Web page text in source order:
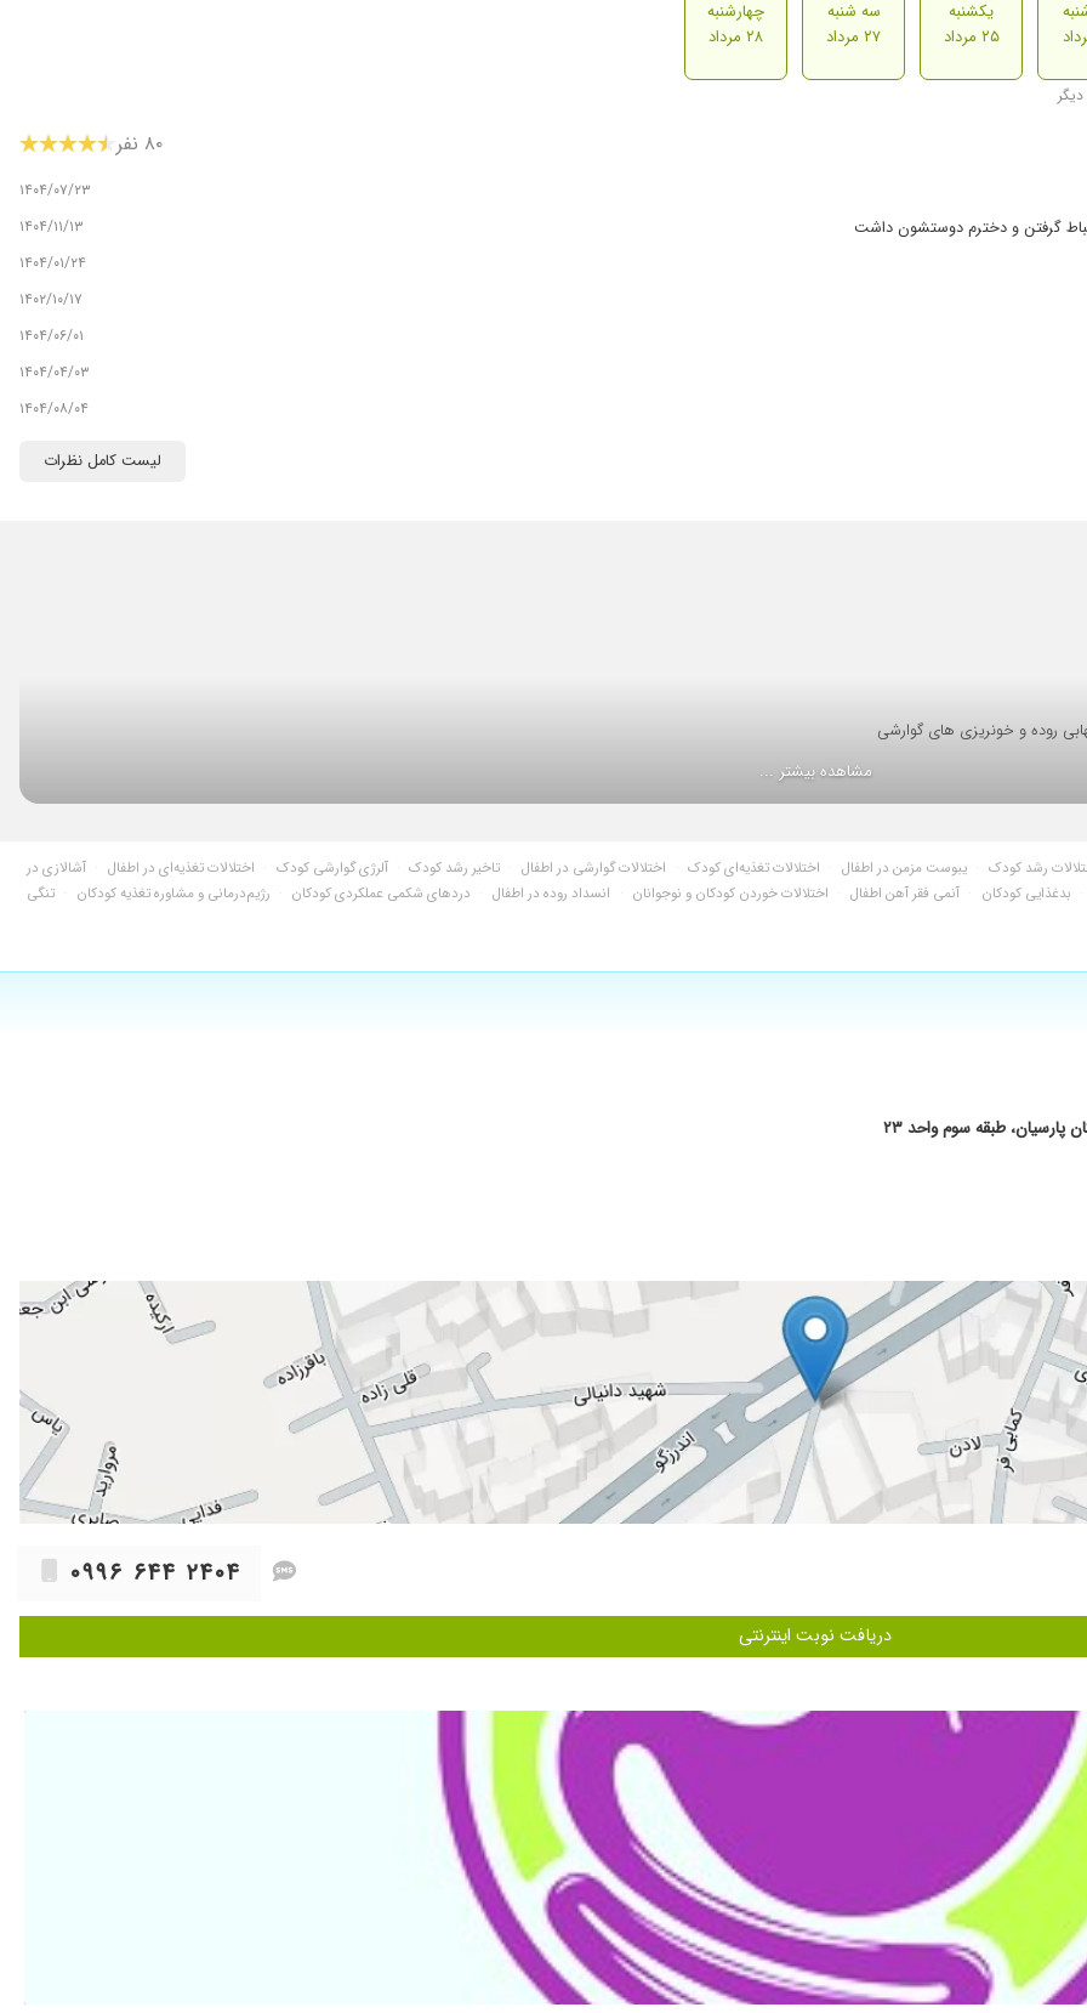
یکشنبه
۲۵ مرداد
سه شنبه
۲۷ مرداد
چهارشنبه
۲۸ مرداد
۸۰ نفر
۱۴۰۴/۰۷/۲۳
گرفتن و دخترم دوستشون داشت ۱۴۰۴/۱۱/۱۳
۱۴۰۴/۰۱/۲۴
۱۴۰۲/۱۰/۱۷
۱۴۰۴/۰۶/۰۱
۱۴۰۴/۰۴/۰۳
۱۴۰۴/۰۸/۰۴
۱۴۰۲/۱۰/۰۶
بودند.️ ۱۴۰۵/۰۲/۰۷
بود
۱۴۰۵/۰۵/۰۱
۱۴۰۳/۰۴/۲۶
۱۴۰۳/۱۰/۲۹
۱۴۰۴/۰۹/۱۱
۱۴۰۳/۰۵/۲۲
از مقعدش تیکه برداری بشه، به یک دکتر اکتفا نکردم و بردم پیش دکتر حمزه لو که با مهربانی تمام و برخورد عالی ما رو از نگرانی در آورد و گفت اصلا عمل
خیلی بهتره.خدا خیرش بده.
۱۴۰۴/۰۵/۱۵
۱۴۰۳/۰۱/۱۴
و با حوصله بچه رو معاینه می کنند.
۱۴۰۵/۰۵/۱۰
که با یه بار ویزیت کردن و دارو دادن خوب شد
خانم دکتر با مهارت زیاد دخترم اندوسکوپی کردن که کوچکترین مشکلی برای دخترم پیش نیومد ایشون با تشخیص درست و داروی کم در عرض سه ماه دخترم کاملا
بیمار و همراه میشودو بسیار پر حوصله و با دقت به حرفهای بیمار گوش میدهند و توضیحات لازم رو با آرامش برای بیمار توضیح میدهند ایشون بهترین
لیست کامل نظرات
روده و خونریزی های گوارشی
مشاهده بیشتر ...
رشد کودک · یبوست مزمن در اطفال · اختلالات تغذیه‌ای کودک · اختلالات گوارشی در اطفال · تاخیر رشد کودک · آلرژی گوارشی کودک · اختلالات تغذیه‌ای در اطفال · آشالازی در
· بدغذایی کودکان · آنمی فقر آهن اطفال · اختلالات خوردن کودکان و نوجوانان · انسداد روده در اطفال · دردهای شکمی عملکردی کودکان · رژیم‌درمانی و مشاوره تغذیه کودکان · تنگی
۰۹۹۶ ۶۴۴ ۲۴۰۴
دریافت نوبت اینترنتی